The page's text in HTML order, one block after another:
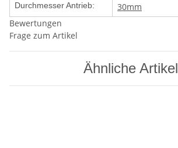
Durchmesser Antrieb:
30mm
Bewertungen
Frage zum Artikel
Ähnliche Artikel